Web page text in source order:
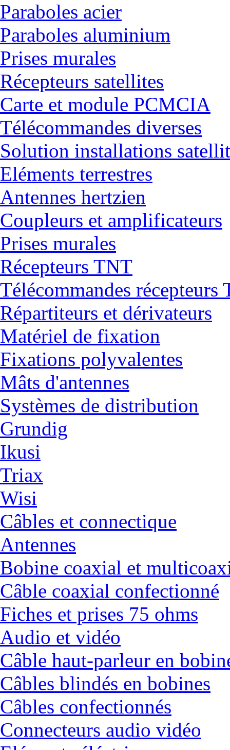
Paraboles acier
Paraboles aluminium
Prises murales
Récepteurs satellites
Carte et module PCMCIA
Télécommandes diverses
Solution installations
Eléments terrestres
Antennes hertzien
Coupleurs et amplificateurs
Prises murales
Récepteurs TNT
Télécommandes récepteurs
Répartiteurs et dérivateurs
Matériel de fixation
Fixations polyvalentes
Mâts d'antennes
Systèmes de distribution
Grundig
Ikusi
Triax
Wisi
Câbles et connectique
Antennes
Bobine coaxial et
Câble coaxial confectionné
Fiches et prises 75 ohms
Audio et vidéo
Câble haut-parleur en
Câbles blindés en bobines
Câbles confectionnés
Connecteurs audio vidéo